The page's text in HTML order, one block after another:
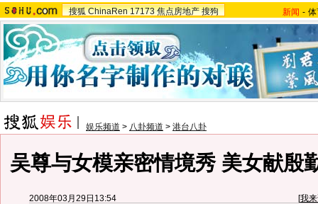
搜狐 ChinaRen 17173 焦点房地产 搜狗 新闻 -
娱乐频道 > 八卦频道 > 港台八卦
吴尊与女模亲密情境秀 美女献殷
2008年03月29日13:54 [我